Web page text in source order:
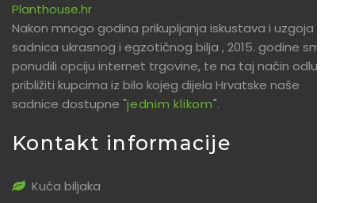
Planthouse.hr
Nakon mnogo godina prikupljanja iskustava i uzgoja
sadnica ukrasnog i egzotičnog bilja , 2015. godine smo
ponudili opciju internet trgovine, te na taj način odlučili
približiti kupcima iz bilo kojeg dijela Hrvatske naše
sadnice dostupne "jednim klikom".
Kontakt informacije
Kuća biljaka